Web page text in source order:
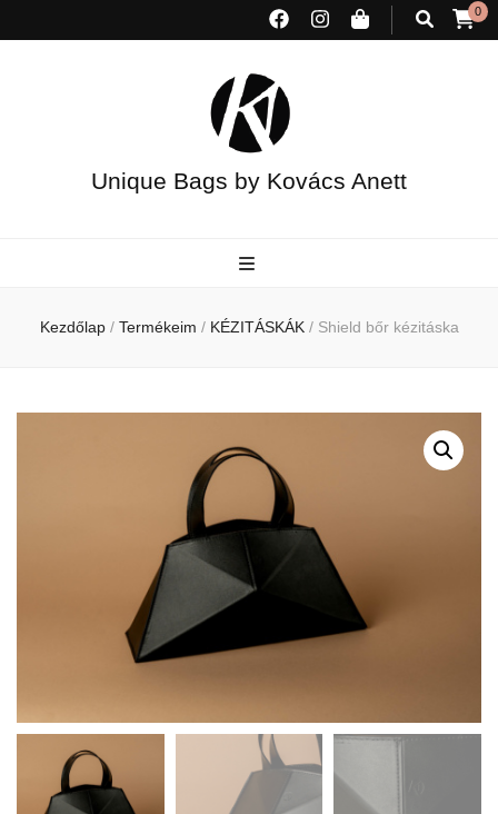
0
Unique Bags by Kovács Anett
Kezdőlap / Termékeim / KÉZITÁSKÁK / Shield bőr kézitáska